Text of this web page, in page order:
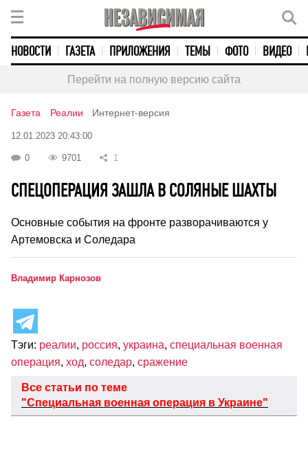
НОВОСТИ ГАЗЕТА ПРИЛОЖЕНИЯ ТЕМЫ ФОТО ВИДЕО
Перейти на полную версию сайта
Газета Реалии Интернет-версия
12.01.2023 20:43:00
0 9701 1
СПЕЦОПЕРАЦИЯ ЗАШЛА В СОЛЯНЫЕ ШАХТЫ
Основные события на фронте разворачиваются у
Артемовска и Соледара
Владимир Карнозов
Тэги: реалии, россия, украина, специальная военная
операция, ход, соледар, сражение
Все статьи по теме
"Специальная военная операция в Украине"